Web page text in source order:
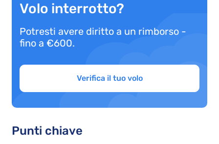
Volo interrotto?
Potresti avere diritto a un rimborso -
fino a €600.
Verifica il tuo volo
Punti chiave